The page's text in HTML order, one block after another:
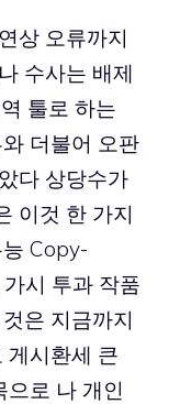
상 오류까지
수사는 배제
툴로 하는
더불어 오판
다 상당수가
이것 한 가지
Copy-
시 투과 작품
은 지금까지
게시환세 큰
로 나 개인